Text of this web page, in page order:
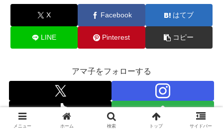
o
o
k
o
n
X Facebook はてブ
LINE Pinterest コピー
アマ子をフォローする
メニュー ホーム 検索 トップ サイドバー